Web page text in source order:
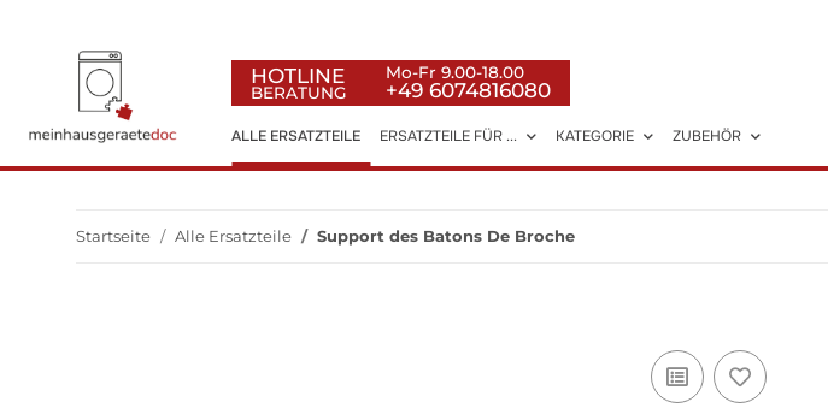
HOTLINE
BERATUNG
Mo-Fr 9.00-18.00
+49 6074816080
ALLE ERSATZTEILE ERSATZTEILE FÜR ... KATEGORIE ZUBEHÖR
Startseite Alle Ersatzteile Support des Batons De Broche